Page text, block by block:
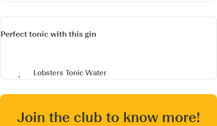
Perfect tonic with this gin
Lobsters Tonic Water
Join the club to know more!